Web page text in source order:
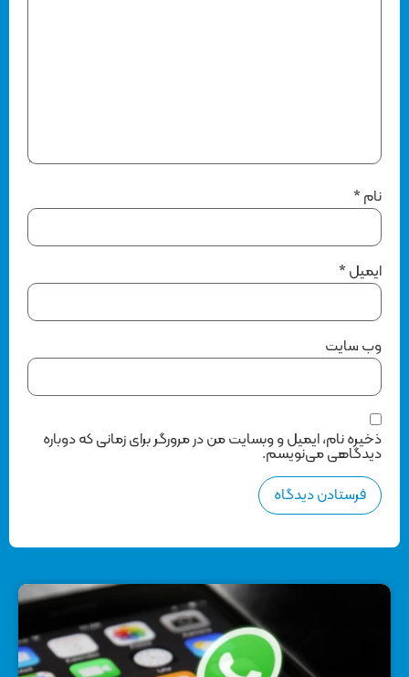
*
ایمیل*
وب‌ سایت
ذخیره نام، ایمیل و وبسایت من در مرورگر برای زمانی که دوباره
دیدگاهی می‌نویسم.